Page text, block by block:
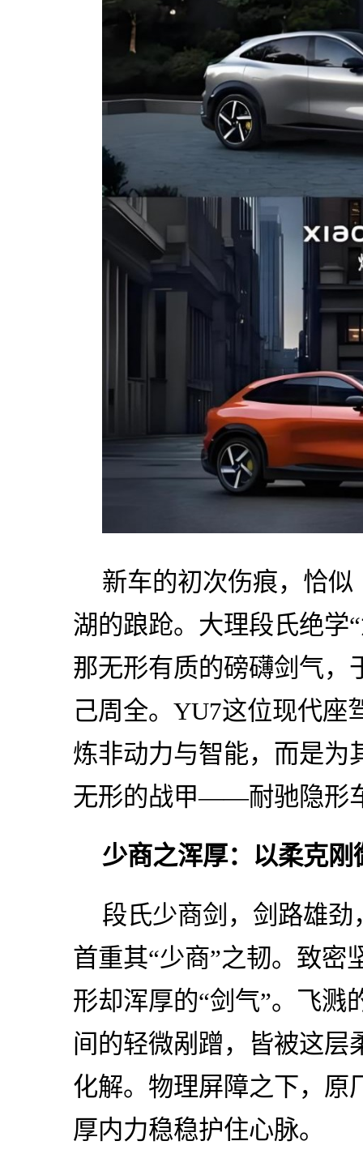
新车的初次伤痕，恰
湖的踉跄。大理段氏绝学
那无形有质的磅礴剑气，
己周全。YU7这位现代座
炼非动力与智能，而是为
无形的战甲——耐驰隐形
少商之浑厚：以柔克刚
段氏少商剑，剑路雄
首重其“少商”之韧。致密
形却浑厚的“剑气”。飞溅
间的轻微剐蹭，皆被这层
化解。物理屏障之下，原
厚内力稳稳护住心脉。